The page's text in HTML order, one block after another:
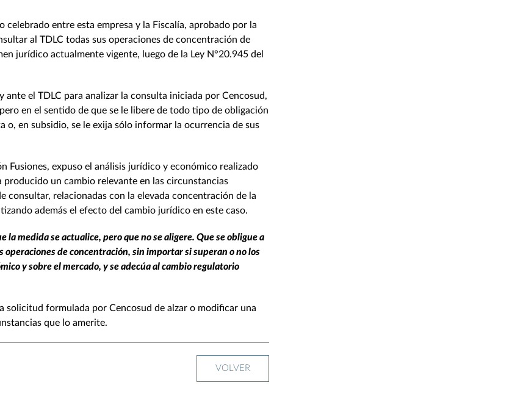
entre esta empresa y la Fiscalía, aprobado por la
al TDLC todas sus operaciones de concentración de
jurídico actualmente vigente, luego de la Ley N°20.945 del
ante el TDLC para analizar la consulta iniciada por Cencosud,
en el sentido de que se le libere de todo tipo de obligación
en subsidio, se le exija sólo informar la ocurrencia de sus
Fusiones, expuso el análisis jurídico y económico realizado
un cambio relevante en las circunstancias
consultar, relacionadas con la elevada concentración de la
además el efecto del cambio jurídico en este caso.
la medida se actualice, pero que no se aligere. Que se obligue a
de concentración, sin importar si superan o no los
y sobre el mercado, y se adecúa al cambio regulatorio
solicitud formulada por Cencosud de alzar o modificar una
que lo amerite.
VOLVER